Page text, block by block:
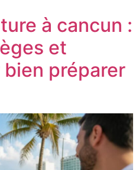
à cancun :
et
préparer